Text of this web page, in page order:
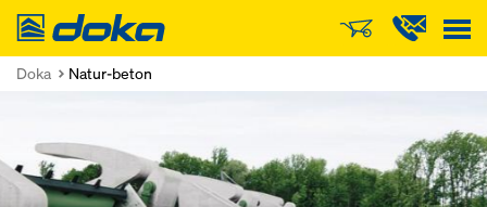
Doka
Doka Natur-beton